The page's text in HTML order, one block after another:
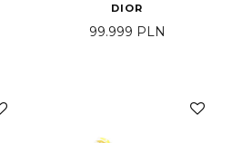
wynosiła: 799 PLN.
cena wynosi: 449 PLN.
DIOR
99.999 PLN